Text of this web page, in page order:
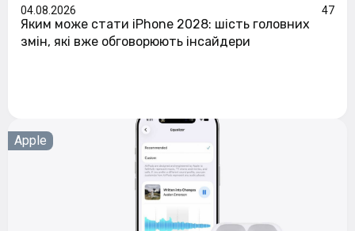
04.08.2026 47
Яким може стати iPhone 2028: шість головних
змін, які вже обговорюють інсайдери
Apple